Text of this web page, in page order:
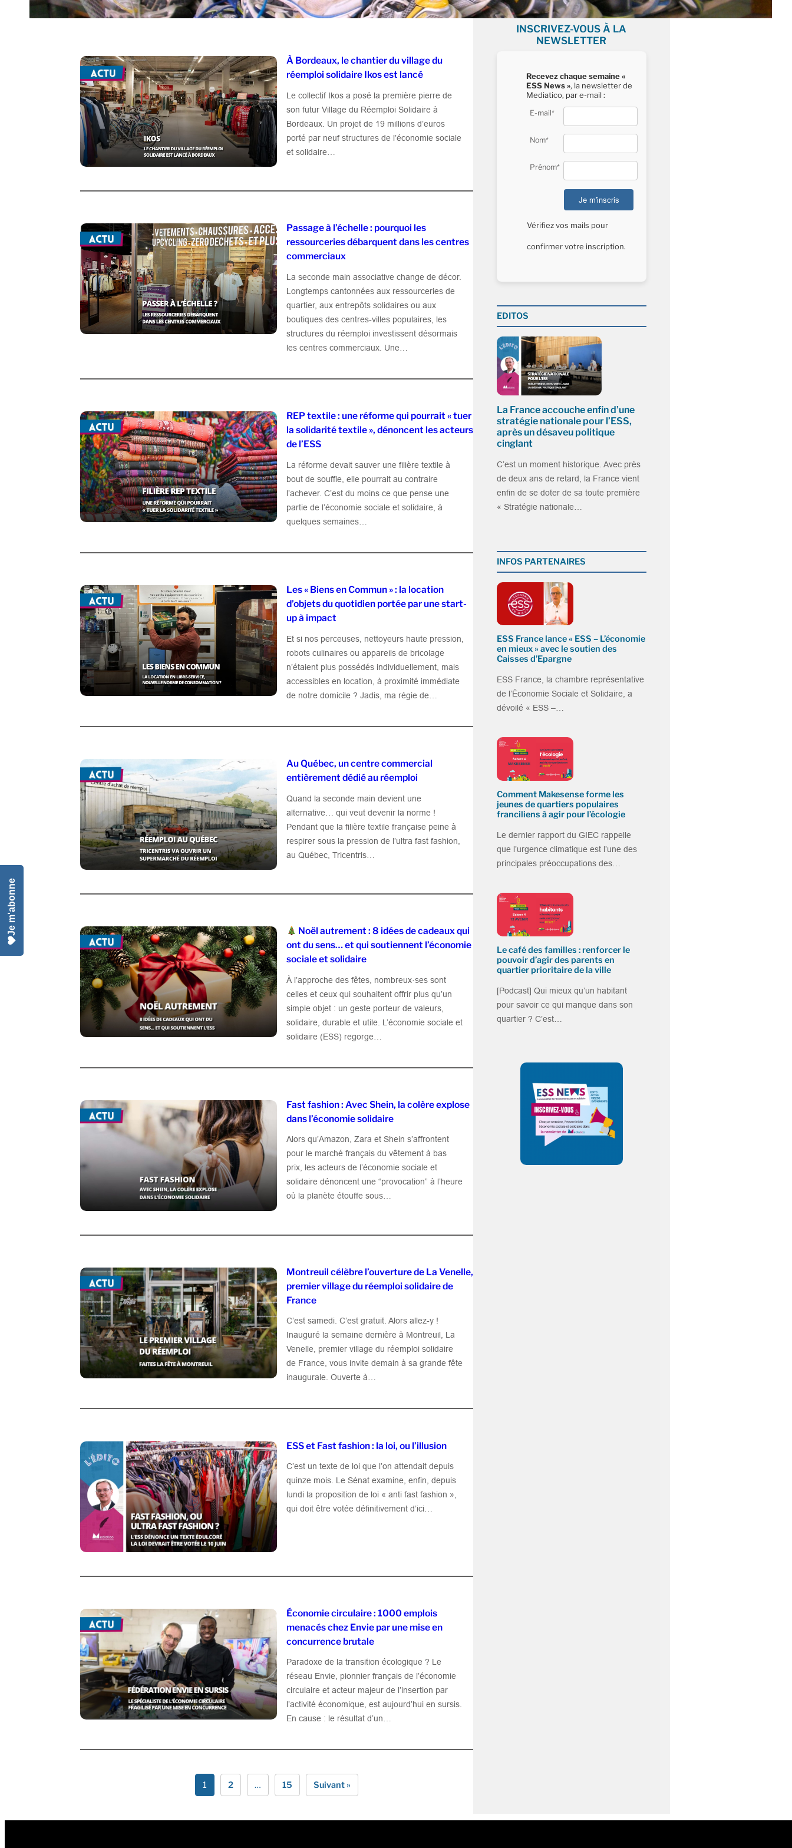
À Bordeaux, le chantier du village du
réemploi solidaire Ikos est lancé
Le collectif Ikos a posé la première pierre de
son futur Village du Réemploi Solidaire à
Bordeaux. Un projet de 19 millions d’euros
porté par neuf structures de l’économie sociale
et solidaire…
Passage à l’échelle : pourquoi les
ressourceries débarquent dans les centres
commerciaux
La seconde main associative change de décor.
Longtemps cantonnées aux ressourceries de
quartier, aux entrepôts solidaires ou aux
boutiques des centres-villes populaires, les
structures du réemploi investissent désormais
les centres commerciaux. Une…
REP textile : une réforme qui pourrait « tuer
la solidarité textile », dénoncent les acteurs
de l’ESS
La réforme devait sauver une filière textile à
bout de souffle, elle pourrait au contraire
l’achever. C’est du moins ce que pense une
partie de l’économie sociale et solidaire, à
quelques semaines…
Les « Biens en Commun » : la location
d’objets du quotidien portée par une start-
up à impact
Et si nos perceuses, nettoyeurs haute pression,
robots culinaires ou appareils de bricolage
n’étaient plus possédés individuellement, mais
accessibles en location, à proximité immédiate
de notre domicile ? Jadis, ma régie de…
Au Québec, un centre commercial
entièrement dédié au réemploi
Quand la seconde main devient une
alternative… qui veut devenir la norme !
Pendant que la filière textile française peine à
respirer sous la pression de l’ultra fast fashion,
au Québec, Tricentris…
Noël autrement : 8 idées de cadeaux qui
ont du sens… et qui soutiennent l’économie
sociale et solidaire
À l’approche des fêtes, nombreux·ses sont
celles et ceux qui souhaitent offrir plus qu’un
simple objet : un geste porteur de valeurs,
solidaire, durable et utile. L’économie sociale et
solidaire (ESS) regorge…
Fast fashion : Avec Shein, la colère explose
dans l’économie solidaire
Alors qu’Amazon, Zara et Shein s’affrontent
pour le marché français du vêtement à bas
prix, les acteurs de l’économie sociale et
solidaire dénoncent une “provocation” à l’heure
où la planète étouffe sous…
Montreuil célèbre l’ouverture de La Venelle,
premier village du réemploi solidaire de
France
C’est samedi. C’est gratuit. Alors allez-y !
Inauguré la semaine dernière à Montreuil, La
Venelle, premier village du réemploi solidaire
de France, vous invite demain à sa grande fête
inaugurale. Ouverte à…
ESS et Fast fashion : la loi, ou l’illusion
C’est un texte de loi que l’on attendait depuis
quinze mois. Le Sénat examine, enfin, depuis
lundi la proposition de loi « anti fast fashion »,
qui doit être votée définitivement d’ici…
Économie circulaire : 1000 emplois
menacés chez Envie par une mise en
concurrence brutale
Paradoxe de la transition écologique ? Le
réseau Envie, pionnier français de l’économie
circulaire et acteur majeur de l’insertion par
l’activité économique, est aujourd’hui en sursis.
En cause : le résultat d’un…
1 2 … 15 Suivant »
INSCRIVEZ-VOUS À LA
NEWSLETTER
Recevez chaque semaine «
ESS News », la newsletter de
Mediatico, par e-mail :
E-mail*
Nom*
Prénom*
Vérifiez vos mails pour
confirmer votre inscription.
EDITOS
La France accouche enfin d’une
stratégie nationale pour l’ESS,
après un désaveu politique
cinglant
C’est un moment historique. Avec près
de deux ans de retard, la France vient
enfin de se doter de sa toute première
« Stratégie nationale…
INFOS PARTENAIRES
ESS France lance « ESS – L’économie
en mieux » avec le soutien des
Caisses d’Epargne
ESS France, la chambre représentative
de l’Économie Sociale et Solidaire, a
dévoilé « ESS –…
Comment Makesense forme les
jeunes de quartiers populaires
franciliens à agir pour l’écologie
Le dernier rapport du GIEC rappelle
que l’urgence climatique est l’une des
principales préoccupations des…
Le café des familles : renforcer le
pouvoir d’agir des parents en
quartier prioritaire de la ville
[Podcast] Qui mieux qu’un habitant
pour savoir ce qui manque dans son
quartier ? C’est…
Je m'abonne